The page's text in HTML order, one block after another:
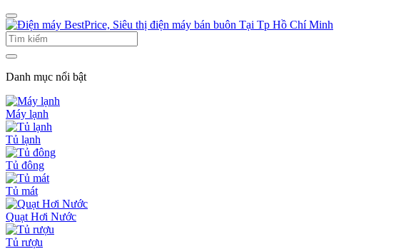
Danh mục nổi bật
Máy lạnh
Tủ lạnh
Tủ đông
Tủ mát
Quạt Hơi Nước
Tủ rượu